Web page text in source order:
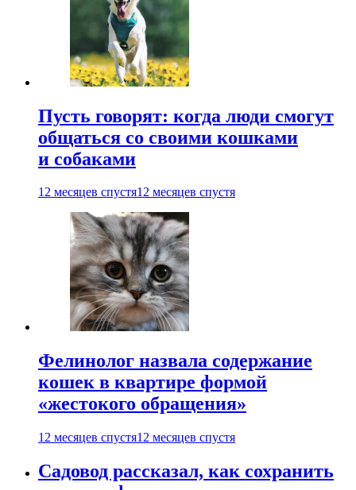
Пусть говорят: когда люди смогут
общаться со своими кошками
и собаками
12 месяцев спустя12 месяцев спустя
Фелинолог назвала содержание
кошек в квартире формой
«жестокого обращения»
12 месяцев спустя12 месяцев спустя
Садовод рассказал, как сохранить